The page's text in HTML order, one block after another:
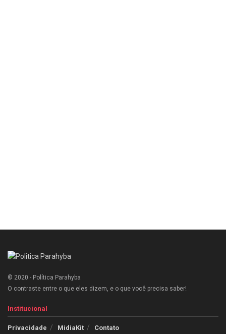
© 2020 - Política Parahyba
O contraste entre o que eles dizem, e o que você precisa saber!
Institucional
Privacidade MidiaKit Contato